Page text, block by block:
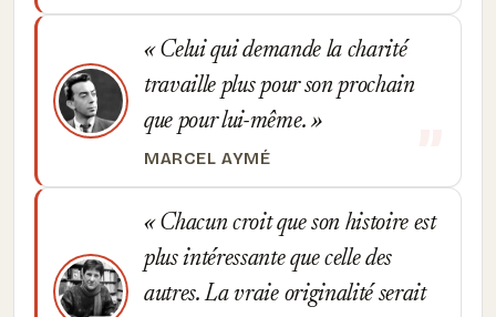
Celui qui demande la charité
travaille plus pour son prochain
que pour lui-même.
MARCEL AYMÉ
Chacun croit que son histoire est
plus intéressante que celle des
autres. La vraie originalité serait